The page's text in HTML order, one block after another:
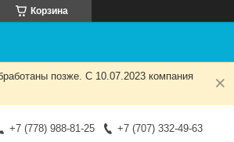
Корзина
позже. С 10.07.2023 компания
+7 (778) 988-81-25 +7 (707) 332-49-63